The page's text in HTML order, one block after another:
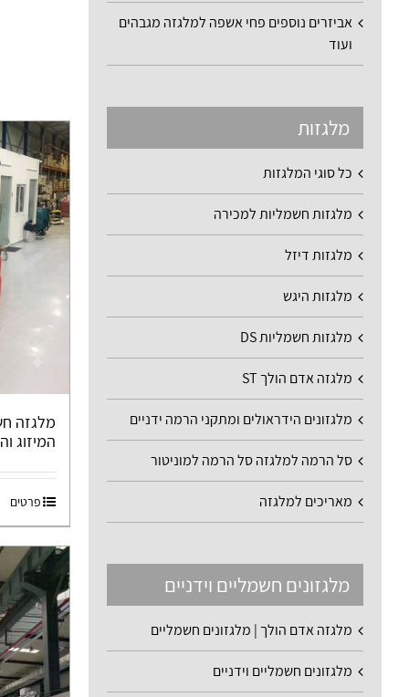
המיזוג
פרטים
אביזרים נוספים פחי אשפה למלגזה מגבהים
ועוד
מלגזות
כל סוגי המלגזות
מלגזות חשמליות למכירה
מלגזות דיזל
מלגזות היגש
מלגזות חשמליות DS
מלגזה אדם הולך ST
מלגזונים הידראולים ומתקני הרמה ידניים
סל הרמה למלגזה סל הרמה למוניטור
מאריכים למלגזה
מלגזונים חשמליים וידניים
מלגזה אדם הולך | מלגזונים חשמליים
מלגזונים חשמליים וידניים